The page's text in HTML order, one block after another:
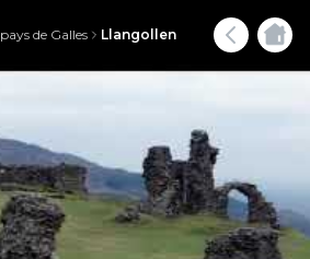
pays de Galles Llangollen